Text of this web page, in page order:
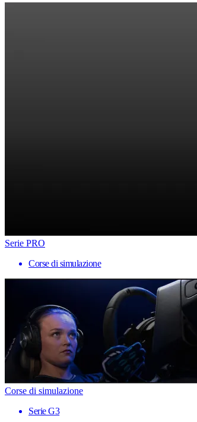
Serie PRO
Corse di simulazione
Corse di simulazione
Serie G3